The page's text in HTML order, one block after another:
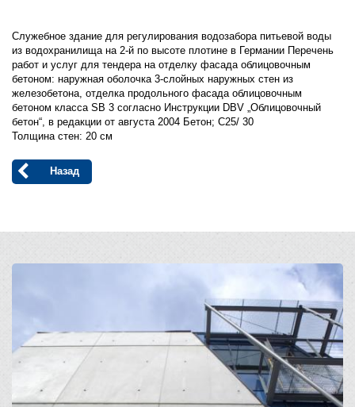
Служебное здание для регулирования водозабора питьевой воды
из водохранилища на 2-й по высоте плотине в Германии Перечень
работ и услуг для тендера на отделку фасада облицовочным
бетоном: наружная оболочка 3-слойных наружных стен из
железобетона, отделка продольного фасада облицовочным
бетоном класса SB 3 согласно Инструкции DBV „Облицовочный
бетон“, в редакции от августа 2004 Бетон; C25/ 30
Толщина стен: 20 см
Назад